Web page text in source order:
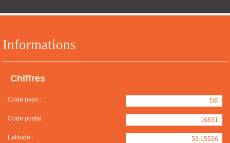
Informations
Chiffres
Code pays : DE
Code postal : 16831
Latitude : 53.15526